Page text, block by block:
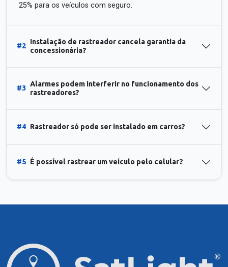
25% para os veículos com seguro.
#2
Instalação de rastreador cancela garantia da
concessionária?
#3
Alarmes podem interferir no funcionamento dos
rastreadores?
#4 Rastreador só pode ser instalado em carros?
#5 É possível rastrear um veículo pelo celular?